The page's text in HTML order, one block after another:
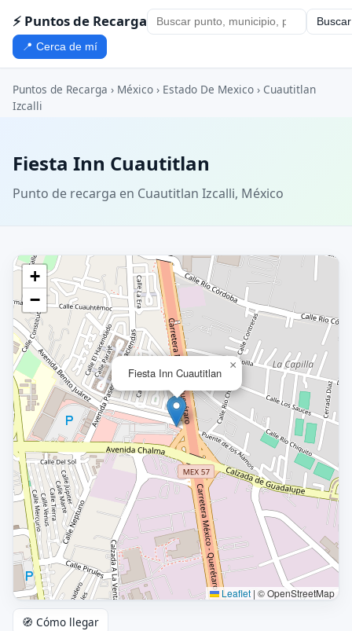
⚡ Puntos de Recarga Buscar
📍 Cerca de mí
Puntos de Recarga › México › Estado De Mexico › Cuautitlan
Izcalli
Fiesta Inn Cuautitlan
Punto de recarga en Cuautitlan Izcalli, México
Fiesta Inn Cuautitlan
×
+
−
Leaflet | © OpenStreetMap
🧭 Cómo llegar